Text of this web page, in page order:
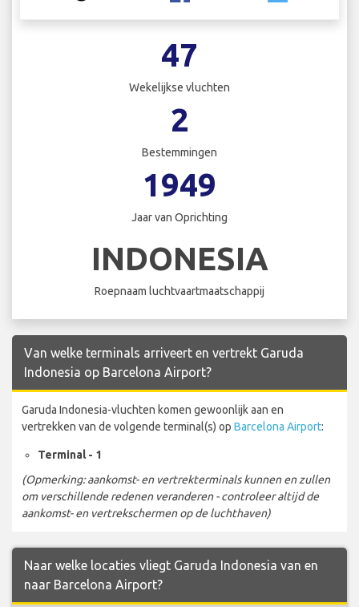
47
Wekelijkse vluchten
2
Bestemmingen
1949
Jaar van Oprichting
INDONESIA
Roepnaam luchtvaartmaatschappij
Van welke terminals arriveert en vertrekt Garuda
Indonesia op Barcelona Airport?
Garuda Indonesia-vluchten komen gewoonlijk aan en
vertrekken van de volgende terminal(s) op Barcelona Airport:
Terminal - 1
(Opmerking: aankomst- en vertrekterminals kunnen en zullen
om verschillende redenen veranderen - controleer altijd de
aankomst- en vertrekschermen op de luchthaven)
Naar welke locaties vliegt Garuda Indonesia van en
naar Barcelona Airport?